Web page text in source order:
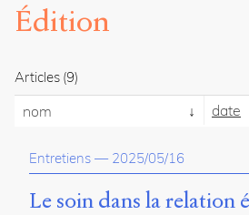
revue
Présentation
Publier
du
site
Archipel
Édition
Articles (9)
nom date
Entretiens — 2025/05/16
Le soin dans la relation